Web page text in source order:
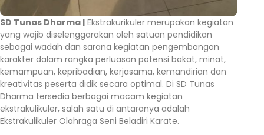
SD Tunas Dharma | Ekstrakurikuler merupakan kegiatan
yang wajib diselenggarakan oleh satuan pendidikan
sebagai wadah dan sarana kegiatan pengembangan
karakter dalam rangka perluasan potensi bakat, minat,
kemampuan, kepribadian, kerjasama, kemandirian dan
kreativitas peserta didik secara optimal. Di SD Tunas
Dharma tersedia berbagai macam kegiatan
ekstrakulikuler, salah satu di antaranya adalah
Ekstrakulikuler Olahraga Seni Beladiri Karate.